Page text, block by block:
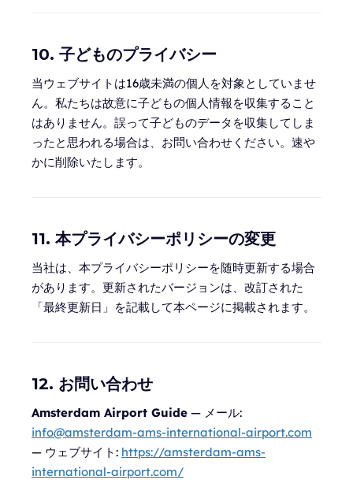
10. 子どものプライバシー
当ウェブサイトは16歳未満の個人を対象としていませ
ん。私たちは故意に子どもの個人情報を収集すること
はありません。誤って子どものデータを収集してしま
ったと思われる場合は、お問い合わせください。速や
かに削除いたします。
11. 本プライバシーポリシーの変更
当社は、本プライバシーポリシーを随時更新する場合
があります。更新されたバージョンは、改訂された
「最終更新日」を記載して本ページに掲載されます。
12. お問い合わせ
Amsterdam Airport Guide — メール:
info@amsterdam-ams-international-airport.com
— ウェブサイト: https://amsterdam-ams-
international-airport.com/